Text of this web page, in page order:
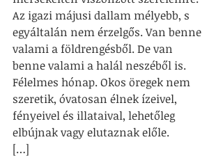
Az igazi májusi dallam mélyebb, s
egyáltalán nem érzelgős. Van benne
valami a földrengésből. De van
benne valami a halál neszéből is.
Félelmes hónap. Okos öregek nem
szeretik, óvatosan élnek ízeivel,
fényeivel és illataival, lehetőleg
elbújnak vagy elutaznak előle.
[…]